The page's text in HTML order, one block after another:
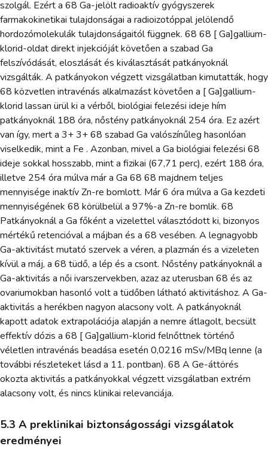
szolgál. Ezért a 68 Ga-jelölt radioaktív gyógyszerek
farmakokinetikai tulajdonságai a radioizotóppal jelölendő
hordozómolekulák tulajdonságaitól függnek. 68 68 [ Ga]gallium-
klorid-oldat direkt injekcióját követően a szabad Ga
felszívódását, eloszlását és kiválasztását patkányoknál
vizsgálták. A patkányokon végzett vizsgálatban kimutatták, hogy
68 közvetlen intravénás alkalmazást követően a [ Ga]gallium-
klorid lassan ürül ki a vérből, biológiai felezési ideje hím
patkányoknál 188 óra, nőstény patkányoknál 254 óra. Ez azért
van így, mert a 3+ 3+ 68 szabad Ga valószínűleg hasonlóan
viselkedik, mint a Fe . Azonban, mivel a Ga biológiai felezési 68
ideje sokkal hosszabb, mint a fizikai (67,71 perc), ezért 188 óra,
illetve 254 óra múlva már a Ga 68 68 majdnem teljes
mennyisége inaktív Zn-re bomlott. Már 6 óra múlva a Ga kezdeti
mennyiségének 68 körülbelül a 97%-a Zn-re bomlik. 68
Patkányoknál a Ga főként a vizelettel választódott ki, bizonyos
mértékű retencióval a májban és a 68 vesében. A legnagyobb
Ga-aktivitást mutató szervek a véren, a plazmán és a vizeleten
kívül a máj, a 68 tüdő, a lép és a csont. Nőstény patkányoknál a
Ga-aktivitás a női ivarszervekben, azaz az uterusban 68 és az
ovariumokban hasonló volt a tüdőben látható aktivitáshoz. A Ga-
aktivitás a herékben nagyon alacsony volt. A patkányoknál
kapott adatok extrapolációja alapján a nemre átlagolt, becsült
effektív dózis a 68 [ Ga]gallium-klorid felnőttnek történő
véletlen intravénás beadása esetén 0,0216 mSv/MBq lenne (a
további részleteket lásd a 11. pontban). 68 A Ge-áttörés
okozta aktivitás a patkányokkal végzett vizsgálatban extrém
alacsony volt, és nincs klinikai relevanciája.
5.3 A preklinikai biztonságossági vizsgálatok
eredményei